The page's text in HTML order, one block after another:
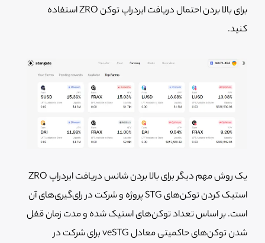
برای بالا بردن احتمال دریافت ایردراپ توکن ZRO استفاده
کنید.
یک روش مهم دیگر برای بالا بردن شانس دریافت ایردراپ ZRO
استیک کردن توکن‌های STG پروژه و شرکت در رای‌گیری‌های آن
است. بر اساس تعداد توکن‌های استیک شده و مدت زمان قفل
شدن توکن‌های حاکمیتی معادل veSTG برای شرکت در